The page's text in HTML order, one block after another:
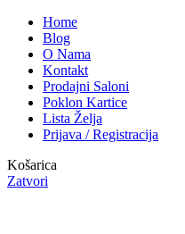
Home
Blog
O Nama
Kontakt
Prodajni Saloni
Poklon Kartice
Lista Želja
Prijava / Registracija
Košarica
Zatvori